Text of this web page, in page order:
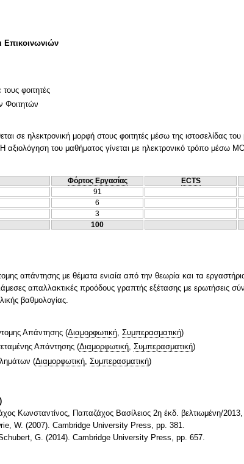
Επικοινωνιών
φοιτητές
Φοιτητών
σε ηλεκτρονική μορφή στους φοιτητές μέσω της ιστοσελίδας
αξιολόγηση του μαθήματος γίνεται με ηλεκτρονικό τρόπο μέσω
Φόρτος Εργασίας ECTS
91
6
3
100
απάντησης με θέματα ενιαία από την θεωρία και τα
απαλλακτικές προόδους γραπτής εξέτασης με ερωτήσεις
βαθμολογίας.
Απάντησης (Διαμορφωτική Συμπερασματική)
Απάντησης (Διαμορφωτική, Συμπερασματική)
(Διαμορφωτική Συμπερασματική)
Κωνσταντίνος, Παπαζάχος Βασίλειος 2η έκδ. βελτιωμένη/
W. (2007). Cambridge University Press, pp. 381.
G. (2014). Cambridge University Press, pp. 657.